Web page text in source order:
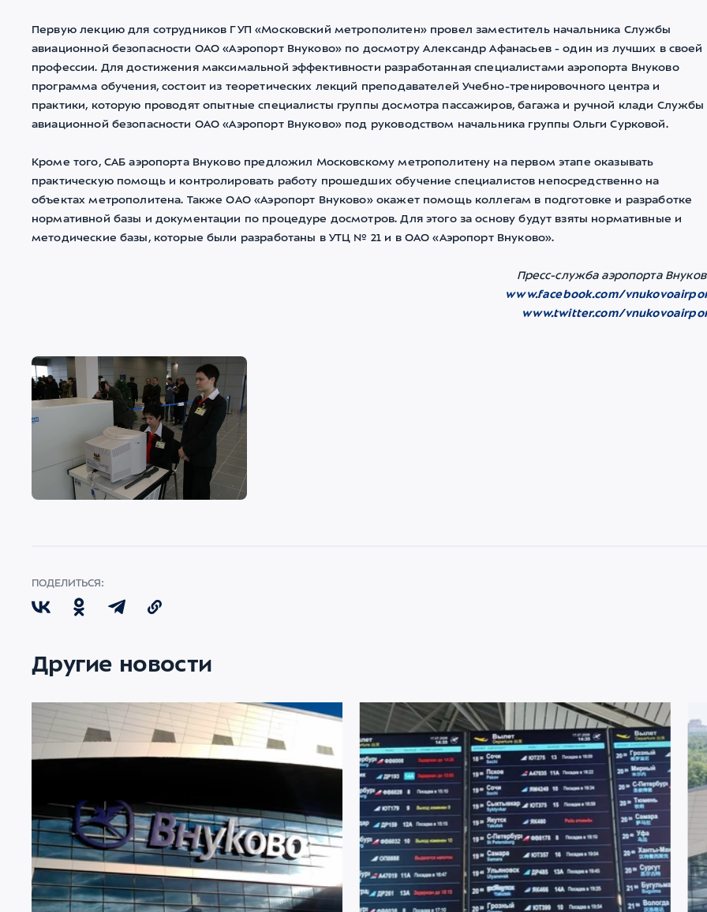
Первую лекцию для сотрудников ГУП «Московский метрополитен» провел заместитель начальника Службы
авиационной безопасности ОАО «Аэропорт Внуково» по досмотру Александр Афанасьев - один из лучших в своей
профессии. Для достижения максимальной эффективности разработанная специалистами аэропорта Внуково
программа обучения, состоит из теоретических лекций преподавателей Учебно-тренировочного центра и
практики, которую проводят опытные специалисты группы досмотра пассажиров, багажа и ручной клади Службы
авиационной безопасности ОАО «Аэропорт Внуково» под руководством начальника группы Ольги Сурковой.
Кроме того, САБ аэропорта Внуково предложил Московскому метрополитену на первом этапе оказывать
практическую помощь и контролировать работу прошедших обучение специалистов непосредственно на
объектах метрополитена. Также ОАО «Аэропорт Внуково» окажет помощь коллегам в подготовке и разработке
нормативной базы и документации по процедуре досмотров. Для этого за основу будут взяты нормативные и
методические базы, которые были разработаны в УТЦ № 21 и в ОАО «Аэропорт Внуково».
Пресс-служба аэропорта
www.facebook.com/
www.twitter.com/
ПОДЕЛИТЬСЯ:
Другие новости